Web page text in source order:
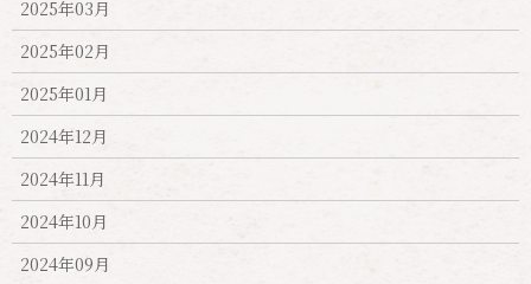
2025年03月
2025年02月
2025年01月
2024年12月
2024年11月
2024年10月
2024年09月